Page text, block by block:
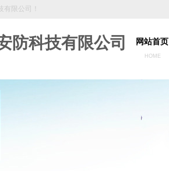
网站首页
限公司！
HOME
防科技有限公司